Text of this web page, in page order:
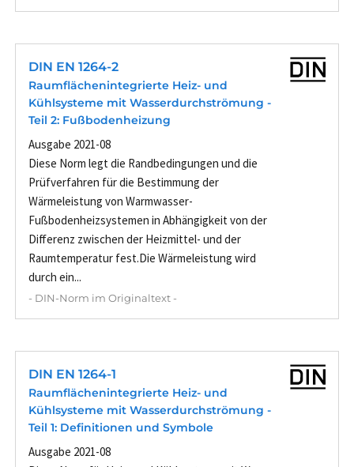
DIN EN 1264-2
Raumflächenintegrierte Heiz- und
Kühlsysteme mit Wasserdurchströmung -
Teil 2: Fußbodenheizung
Ausgabe 2021-08
Diese Norm legt die Randbedingungen und die
Prüfverfahren für die Bestimmung der
Wärmeleistung von Warmwasser-
Fußbodenheizsystemen in Abhängigkeit von der
Differenz zwischen der Heizmittel- und der
Raumtemperatur fest.Die Wärmeleistung wird
durch ein...
- DIN-Norm im Originaltext -
DIN EN 1264-1
Raumflächenintegrierte Heiz- und
Kühlsysteme mit Wasserdurchströmung -
Teil 1: Definitionen und Symbole
Ausgabe 2021-08